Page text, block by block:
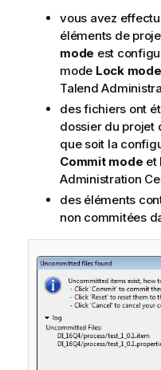
vous avez
éléments de
mode est
mode Lock mode
Talend
des fichiers ont
dossier du projet
que soit la
Commit mode et
Administration
des éléments
non commitées